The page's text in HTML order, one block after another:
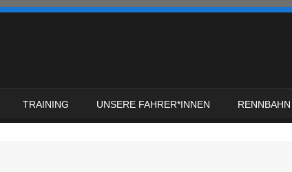
TRAINING UNSERE FAHRER*INNEN RENNBAHN